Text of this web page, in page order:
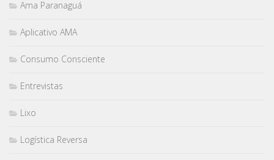
Ama Paranaguá
Aplicativo AMA
Consumo Consciente
Entrevistas
Lixo
Logística Reversa